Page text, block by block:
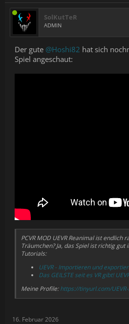
Es gibt jetzt auch Merch. Hier geht es
Shop:
https://tinyurl.com/52zxzu6p
VR Gemeinschafts Discord
https://discord.gg/zockstube
SolKutTeR
ADMIN
Der gute @Hoshi82 hat sich
Spiel angeschaut:
PCVR MOD UEVR Reanimal ist endlich
Träumchen? Ja, das Spiel ist richtig gut
Tutorials:
UEVR - Importieren und
Das GEILSTE seit es VR gibt!
Meine Profile:https://tinyurl.com/
16. Februar 2026